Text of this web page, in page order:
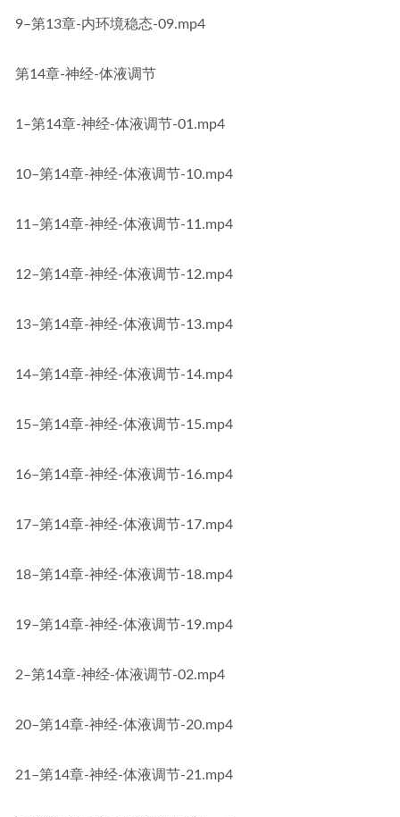
9–第13章-内环境稳态-09.mp4
第14章-神经-体液调节
1–第14章-神经-体液调节-01.mp4
10–第14章-神经-体液调节-10.mp4
11–第14章-神经-体液调节-11.mp4
12–第14章-神经-体液调节-12.mp4
13–第14章-神经-体液调节-13.mp4
14–第14章-神经-体液调节-14.mp4
15–第14章-神经-体液调节-15.mp4
16–第14章-神经-体液调节-16.mp4
17–第14章-神经-体液调节-17.mp4
18–第14章-神经-体液调节-18.mp4
19–第14章-神经-体液调节-19.mp4
2–第14章-神经-体液调节-02.mp4
20–第14章-神经-体液调节-20.mp4
21–第14章-神经-体液调节-21.mp4